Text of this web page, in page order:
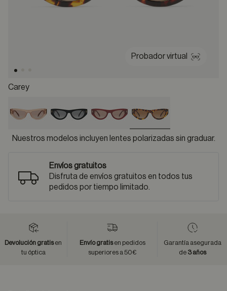
Probador virtual
Carey
selected
Nuestros modelos incluyen lentes polarizadas sin graduar.
Envíos gratuitos
Disfruta de envíos gratuitos en todos tus
pedidos por tiempo limitado.
Devolución gratisen
tu óptica
Envío gratisen pedidos
superiores a 50€
Garantía asegurada
de 3 años